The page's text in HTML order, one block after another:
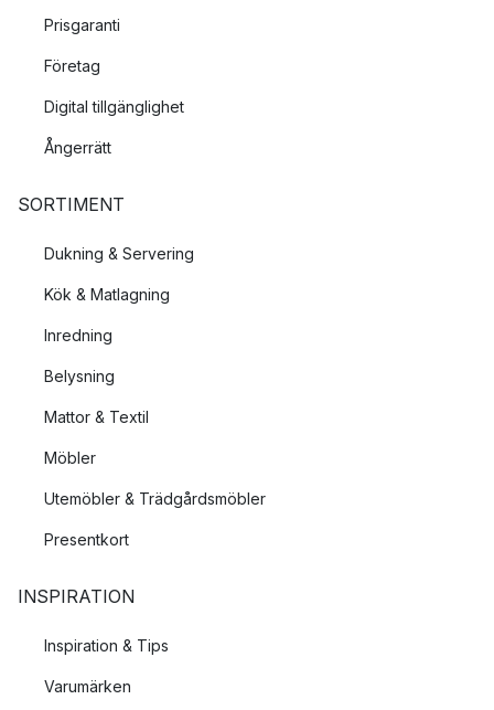
Prisgaranti
Företag
Digital tillgänglighet
Ångerrätt
SORTIMENT
Dukning & Servering
Kök & Matlagning
Inredning
Belysning
Mattor & Textil
Möbler
Utemöbler & Trädgårdsmöbler
Presentkort
INSPIRATION
Inspiration & Tips
Varumärken